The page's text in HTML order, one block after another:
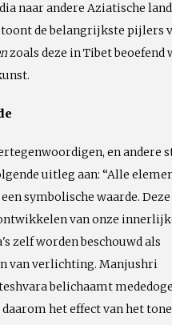
naar andere Aziatische
toont de belangrijkste pijlers
zoals deze in Tibet beoefend
en andere
uitleg aan: “Alle
symbolische waarde. Deze
van onze
zelf worden beschouwd als
van verlichting. Manjushri
belichaamt
het effect van het